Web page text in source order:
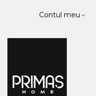
Contul meu